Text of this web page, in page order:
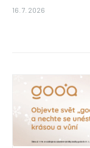
16. 7. 2026